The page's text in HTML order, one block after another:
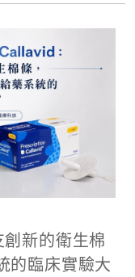
新的衛生棉
的臨床實驗大